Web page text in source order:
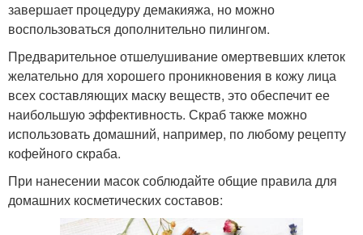
завершает процедуру демакияжа, но можно
воспользоваться дополнительно пилингом.
Предварительное отшелушивание омертвевших клеток
желательно для хорошего проникновения в кожу лица
всех составляющих маску веществ, это обеспечит ее
наибольшую эффективность. Скраб также можно
использовать домашний, например, по любому рецепту
кофейного скраба.
При нанесении масок соблюдайте общие правила для
домашних косметических составов: